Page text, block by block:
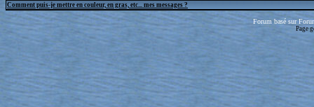
Comment puis-je mettre en couleur, en gras, etc... mes messages ?
Forum basé sur
Page